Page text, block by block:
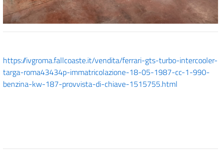
https://ivgroma.fallcoaste.it/vendita/ferrari-gts-turbo-intercooler-
targa-roma43434p-immatricolazione-18-05-1987-cc-1-990-
benzina-kw-187-provvista-di-chiave-1515755.html